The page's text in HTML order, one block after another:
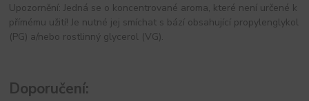
Upozornění: Jedná se o koncentrované aroma, které není určené k
přímému užití! Je nutné jej smíchat s bází obsahující propylenglykol
(PG) a/nebo rostlinný glycerol (VG).
Doporučení: